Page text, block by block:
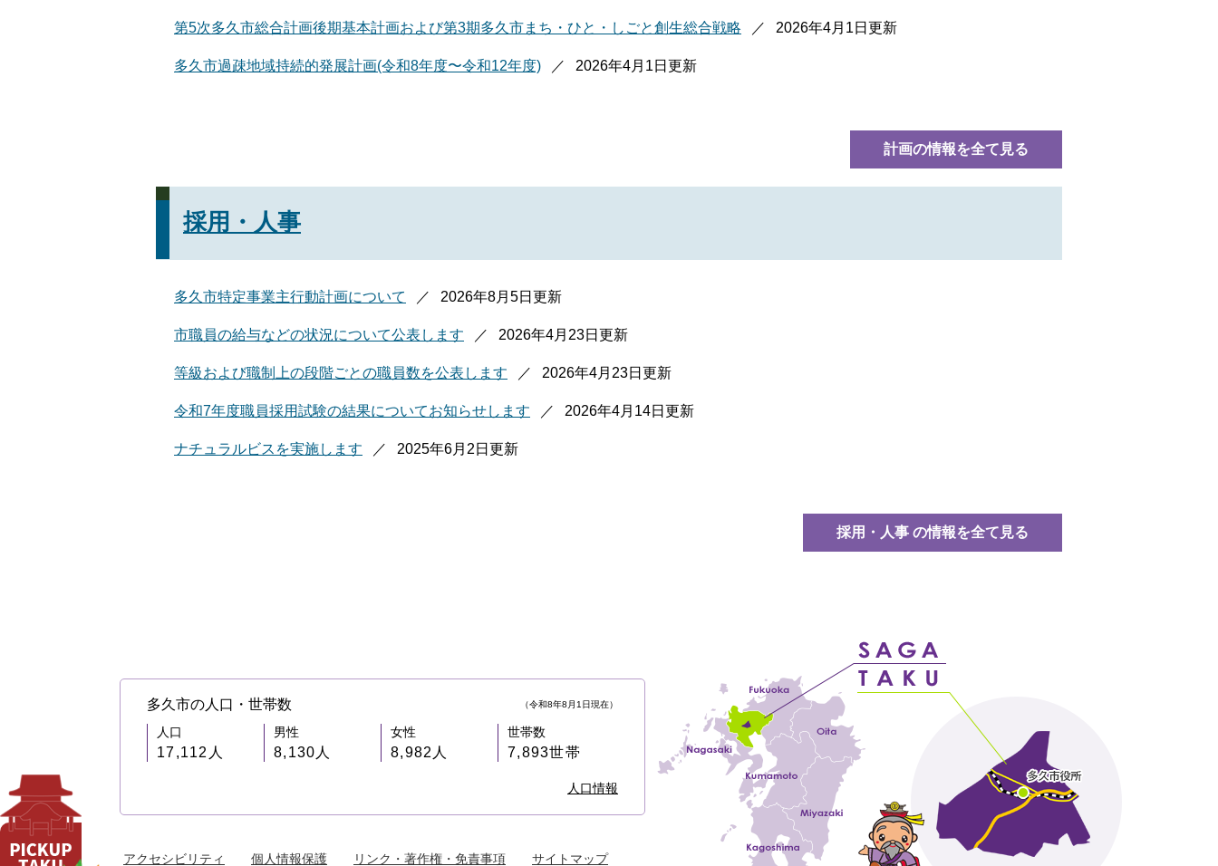
第5次多久市総合計画後期基本計画および第3期多久市まち・ひと・しごと創生総合戦略 2026年4月1日更新
多久市過疎地域持続的発展計画(令和8年度〜令和12年度) 2026年4月1日更新
計画の情報を全て見る
採用・人事
多久市特定事業主行動計画について 2026年8月5日更新
市職員の給与などの状況について公表します 2026年4月23日更新
等級および職制上の段階ごとの職員数を公表します 2026年4月23日更新
令和7年度職員採用試験の結果についてお知らせします 2026年4月14日更新
ナチュラルビスを実施します 2025年6月2日更新
採用・人事 の情報を全て見る
多久市の人口・世帯数 （令和8年8月1日現在）
人口
17,112人
男性
8,130人
女性
8,982人
世帯数
7,893世帯
人口情報
アクセシビリティ 個人情報保護 リンク・著作権・免責事項 サイトマップ